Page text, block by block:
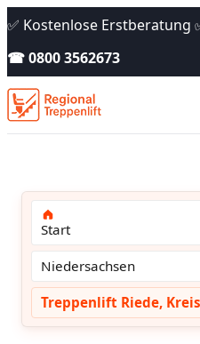
✅ Kostenlose Erstberatung
☎ 0800 3562673
Start
Niedersachsen
Treppenlift Riede,